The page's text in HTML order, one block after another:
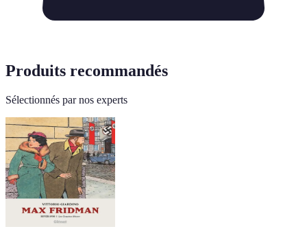
Produits recommandés
Sélectionnés par nos experts